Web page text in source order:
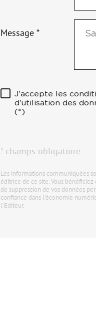
Message *
J'accepte les
d'utilisation des
(*)
* champs obligatoire
Les informations communiquées
éditrice de ce site. Vous
de suppression de vos données
confiance dans l'économie
l’Editeur.